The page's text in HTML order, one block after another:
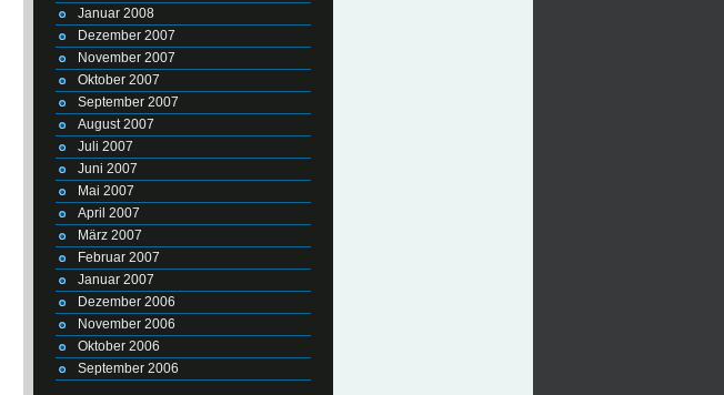
Januar 2008
Dezember 2007
November 2007
Oktober 2007
September 2007
August 2007
Juli 2007
Juni 2007
Mai 2007
April 2007
März 2007
Februar 2007
Januar 2007
Dezember 2006
November 2006
Oktober 2006
September 2006